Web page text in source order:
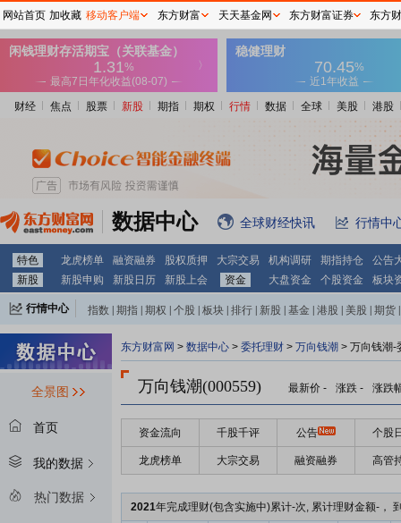
财经 焦点 股票 新股 期指 期权 行情 数据 全球 美股 港股
数据中心 全球财经快讯 行情中
特色 龙虎榜单 融资融券 股权质押 大宗交易 机构调研 期指持仓
公告
新股
新股申购 新股日历 新股上会 资金 大盘资金 个股资金 板块
行情中心 指数 期指 期权 个股 板块 排行 新股 基金 港股 美股 期货
全景图
首页
我的数据
热门数据
东方财富网 > 数据中心 > 委托理财 > 万向钱潮 > 万向钱潮-
万向钱潮(000559) 最新价 - 涨跌 - 涨跌
资金流向 千股千评 公告 个股
龙虎榜单 大宗交易 融资融券 高管
2021年完成理财(包含实施中)累计-次, 累计理财金额-，
网站首页 加收藏 移动客户端 东方财富 天天基金网 东方财富证券 东方